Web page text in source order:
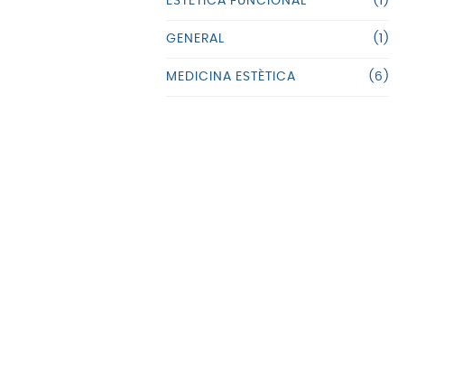
GENERAL (1)
MEDICINA ESTÈTICA (6)